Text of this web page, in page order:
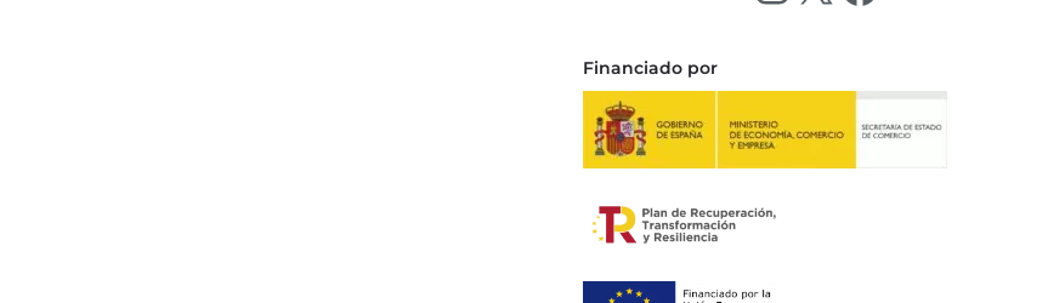
Financiado por